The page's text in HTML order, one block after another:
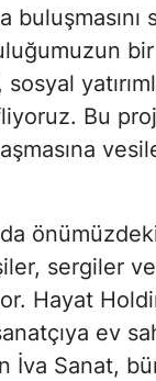
bir
Bu
sergiler ve
Hayat
ev
İva Sanat,